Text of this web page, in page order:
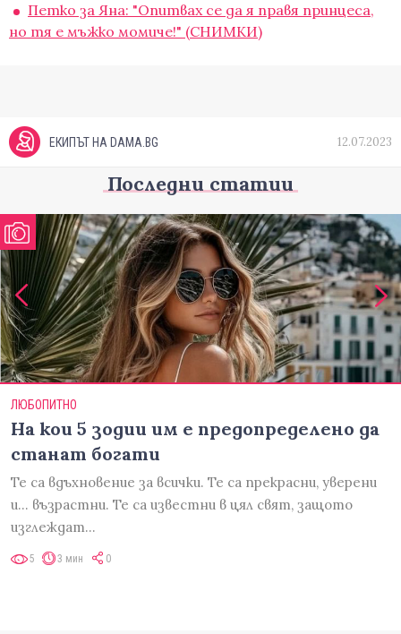
Петко за Яна: "Опитвах се да я правя принцеса,
но тя е мъжко момиче!" (СНИМКИ)
ЕКИПЪТ НА DAMA.BG 12.07.2023
Последни статии
ЛЮБОПИТНО
На кои 5 зодии им е предопределено да
станат богати
Те са вдъхновение за всички. Те са прекрасни, уверени
и... възрастни. Те са известни в цял свят, защото
изглеждат…
5 3 мин 0